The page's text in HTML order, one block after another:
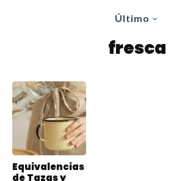
Último
fresca
Equivalencias
de Tazas y